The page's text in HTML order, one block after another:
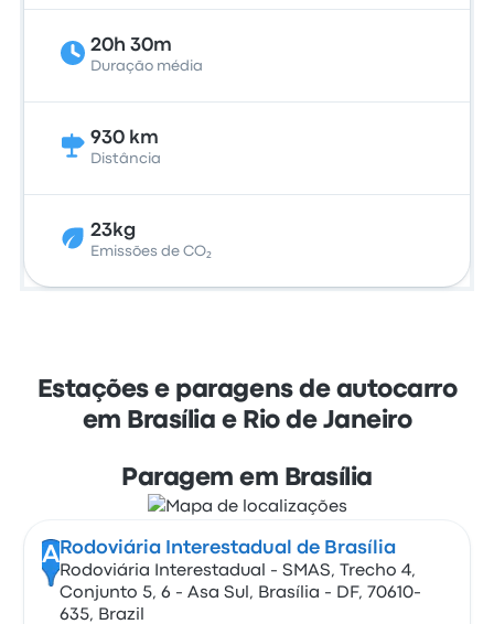
20h 30m
Duração média
930 km
Distância
23kg
Emissões de CO₂
Estações e paragens de autocarro
em Brasília e Rio de Janeiro
Paragem em Brasília
A Rodoviária Interestadual de Brasília
Rodoviária Interestadual - SMAS, Trecho 4,
Conjunto 5, 6 - Asa Sul, Brasília - DF, 70610-
635, Brazil